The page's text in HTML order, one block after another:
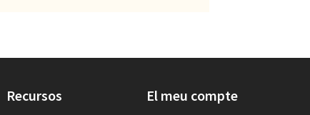
Recursos El meu compte